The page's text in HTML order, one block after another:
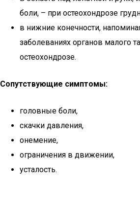
боли, – при остеохондрозе
в нижние конечности,
заболеваниях органов малого
остеохондрозе.
Сопутствующие симптомы:
головные боли,
скачки давления,
онемение,
ограничения в движении,
усталость.